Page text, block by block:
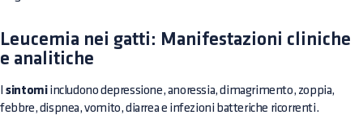
Leucemia nei gatti: Manifestazioni cliniche
e analitiche
Isintomiincludono depressione, anoressia, dimagrimento, zoppia,
febbre, dispnea, vomito, diarrea e infezioni batteriche ricorrenti.